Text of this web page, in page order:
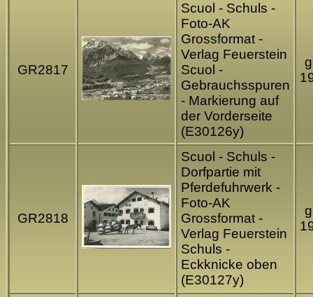
GR2817
Scuol - Schuls -
Foto-AK
Grossformat -
Verlag Feuerstein
Scuol -
Gebrauchsspuren
- Markierung auf
der Vorderseite
(E30126y)
GR2818
Scuol - Schuls -
Dorfpartie mit
Pferdefuhrwerk -
Foto-AK
Grossformat -
Verlag Feuerstein
Schuls -
Eckknicke oben
(E30127y)